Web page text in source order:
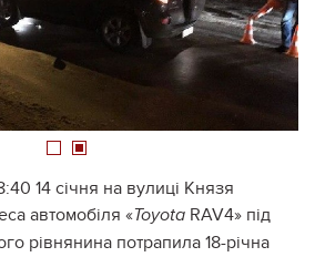
1 2
14 січня на вулиці Князя
автомобіля «Toyota RAV4» під
рівнянина потрапила 18-річна